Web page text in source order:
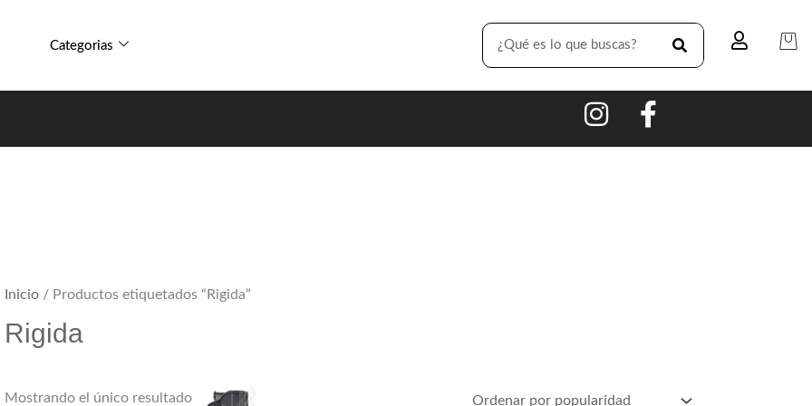
Categorias
SEARCH
Inicio/ Productos etiquetados “Rigida”
Rigida
Mostrando el único resultado